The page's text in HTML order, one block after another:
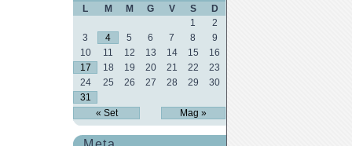
L M M G V S D
« Set Mag »
1
2
3
4 5 6 7 8
9
10
11 12 13 14 15
16
17
18 19 20 21 22
23
24
25 26 27 28 29
30
31